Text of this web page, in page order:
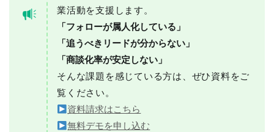
業活動を支援します。
「フォローが属人化している」
「追うべきリードが分からない」
「商談化率が安定しない」
そんな課題を感じている方は、ぜひ資料をご
覧ください。
資料請求はこちら
無料デモを申し込む